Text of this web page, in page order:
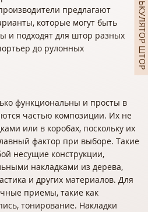
КАЛЬКУЛЯТОР ШТОР
предлагают
которые могут быть
и подходят для штор разных
до рулонных
функциональны и просты в
частью композиции. Их не
или в коробах, поскольку их
фактор при выборе. Такие
несущие конструкции,
накладками из дерева,
и других материалов. Для
приемы, такие как
тонирование. Накладки